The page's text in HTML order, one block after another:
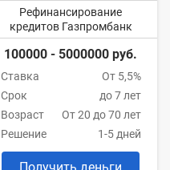
Рефинансирование
кредитов Газпромбанк
100000 - 5000000 руб.
Ставка
От 5,5%
Срок
до 7 лет
Возраст
От 20 до 70 лет
Решение
1-5 дней